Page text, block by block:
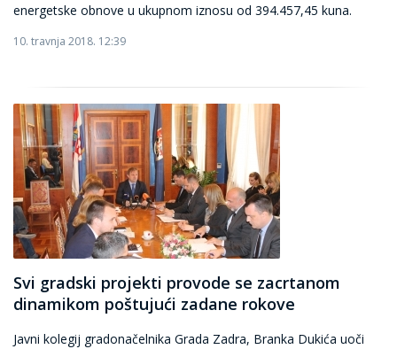
energetske obnove u ukupnom iznosu od 394.457,45 kuna.
10. travnja 2018. 12:39
Svi gradski projekti provode se zacrtanom
dinamikom poštujući zadane rokove
Javni kolegij gradonačelnika Grada Zadra, Branka Dukića uoči